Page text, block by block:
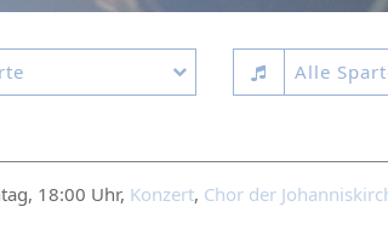
Alle
18:00 Uhr, Konzert, Chor der